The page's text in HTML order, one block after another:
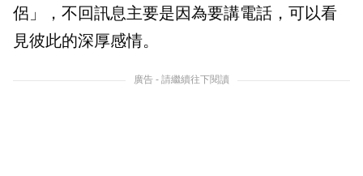
侶」，不回訊息主要是因為要講電話，可以看
見彼此的深厚感情。
廣告 - 請繼續往下閱讀